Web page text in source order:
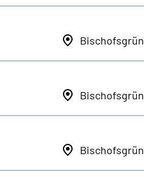
Bischofsgrün
Bischofsgrün
Bischofsgrün